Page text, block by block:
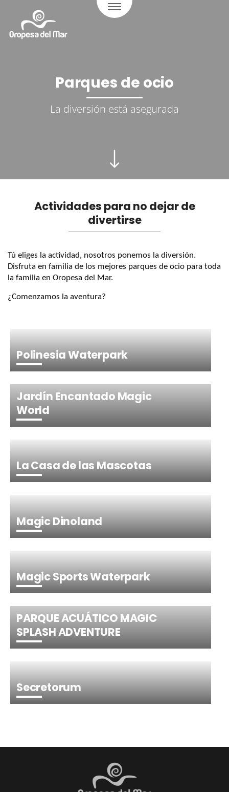
Parques de ocio
La diversión está asegurada
Actividades para no dejar de
divertirse
Tú eliges la actividad, nosotros ponemos la diversión.
Disfruta en familia de los mejores parques de ocio para toda
la familia en Oropesa del Mar.
¿Comenzamos la aventura?
Polinesia Waterpark
Jardín Encantado Magic
World
La Casa de las Mascotas
Magic Dinoland
Magic Sports Waterpark
PARQUE ACUÁTICO MAGIC
SPLASH ADVENTURE
Secretorum